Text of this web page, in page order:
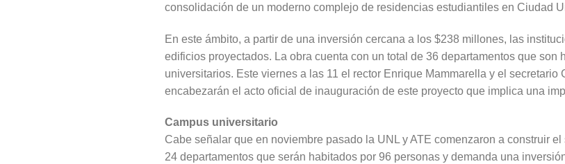
consolidación de un moderno complejo de residencias estudiantiles en Ciudad
En este ámbito, a partir de una inversión cercana a los $238 millones, las
edificios proyectados. La obra cuenta con un total de 36 departamentos que son
universitarios. Este viernes a las 11 el rector Enrique Mammarella y el secretario
encabezarán el acto oficial de inauguración de este proyecto que implica una
Campus universitario
Cabe señalar que en noviembre pasado la UNL y ATE comenzaron a construir
24 departamentos que serán habitados por 96 personas y demanda una